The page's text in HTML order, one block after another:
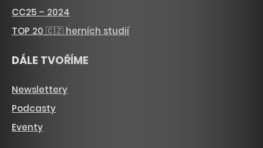
CC25 – 2024
TOP 20 🇨🇿 herních studií
DÁLE TVOŘÍME
Newslettery
Podcasty
Eventy